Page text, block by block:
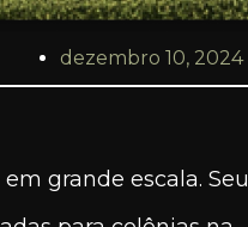
dezembro 10, 2024
grande escala. Seu